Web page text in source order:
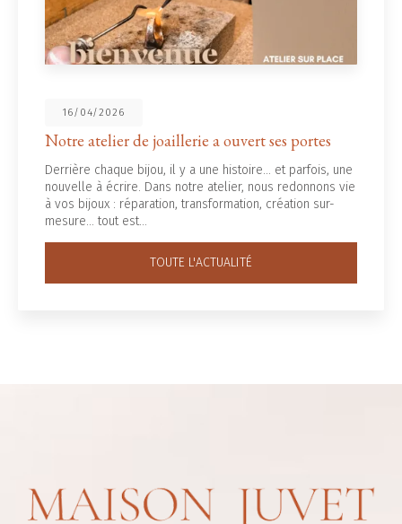
16/04/2026
Notre atelier de joaillerie a ouvert ses portes
Derrière chaque bijou, il y a une histoire... et parfois, une
nouvelle à écrire. Dans notre atelier, nous redonnons vie
à vos bijoux : réparation, transformation, création sur-
mesure… tout est…
TOUTE L'ACTUALITÉ